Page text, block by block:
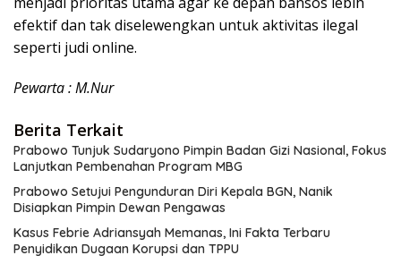
efektif dan tak diselewengkan untuk aktivitas ilegal
seperti judi online.
Pewarta : M.Nur
Berita Terkait
Prabowo Tunjuk Sudaryono Pimpin Badan Gizi Nasional, Fokus
Lanjutkan Pembenahan Program MBG
Prabowo Setujui Pengunduran Diri Kepala BGN, Nanik
Disiapkan Pimpin Dewan Pengawas
Kasus Febrie Adriansyah Memanas, Ini Fakta Terbaru
Penyidikan Dugaan Korupsi dan TPPU